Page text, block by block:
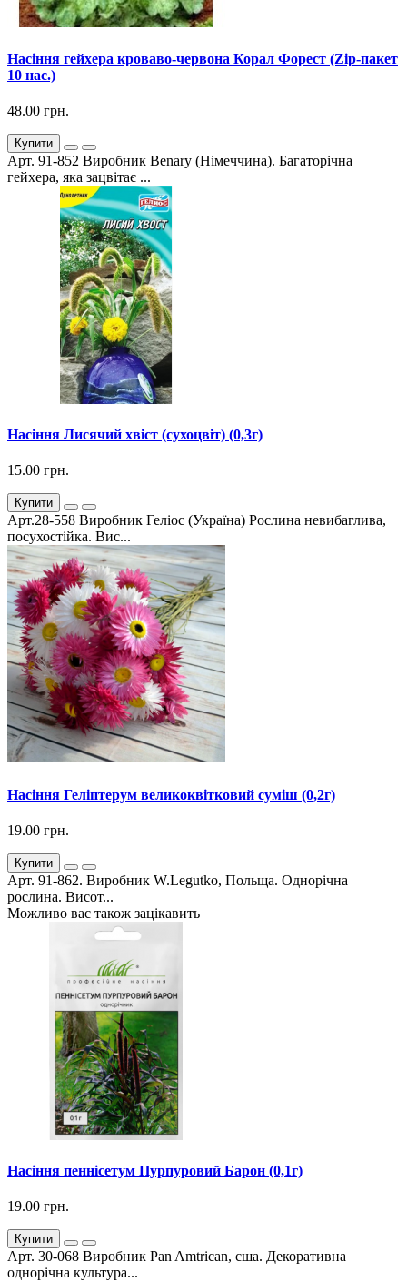
Насіння гейхера кроваво-червона Корал Форест (Zip-пакет
10 нас.)
48.00 грн.
Купити
Арт. 91-852 Виробник Benary (Німеччина). Багаторічна
гейхера, яка зацвітає ...
Насіння Лисячий хвіст (сухоцвіт) (0,3г)
15.00 грн.
Купити
Арт.28-558 Виробник Геліос (Україна) Рослина невибаглива,
посухостійка. Вис...
Насіння Геліптерум великоквітковий суміш (0,2г)
19.00 грн.
Купити
Арт. 91-862. Виробник W.Legutko, Польща. Однорічна
рослина. Висот...
Можливо вас також зацікавить
Насіння пеннісетум Пурпуровий Барон (0,1г)
19.00 грн.
Купити
Арт. 30-068 Виробник Pan Amtrican, сша. Декоративна
однорічна культура...